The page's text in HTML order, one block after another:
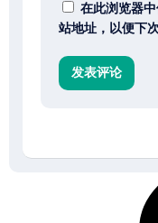
在此浏览器
站地址，以便下